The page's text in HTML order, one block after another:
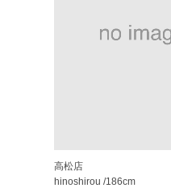
高松店
hinoshirou /186cm